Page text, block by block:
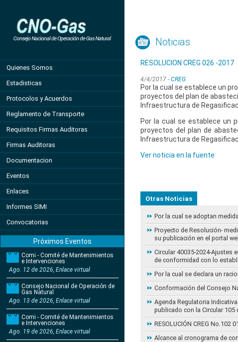
Quienes Somos
Estadisticas
Protocolos y Acuerdos
Reglamento de Transporte
Requisitos Firmas Auditoras
Firmas Auditoras
Documentacion
Eventos
Enlaces
Informes SIMI
Convocatorias
Próximos Eventos
Comi - Comité de Mantenimientos
e Intervenciones
Ago. 12 de 2026, Enlace virtual
Consejo Nacional de Operación de
Gas Natural
Ago. 13 de 2026, Enlace virtual
Comi - Comité de Mantenimientos
e Intervenciones
Ago. 19 de 2026, Enlace virtual
Noticias
RESOLUCION CREG 026 -2017
4/4/2017 - CREG
Por la cual se establece un
proyectos del plan de
Infraestructura de
Por la cual se establece un
proyectos del plan de
Infraestructura de
Ver noticia en la fuente
Otras Noticias
Por la cual se adoptan
Proyecto de Resolución-
su publicación en el portal
Circular 40035-2024-Ajustes
de conformidad con lo
Por la cual se declara un
Conformación del Consejo
Agenda Regulatoria
publicado con la Circular 105
RESOLUCIÓN CREG
Alcance al cronograma de